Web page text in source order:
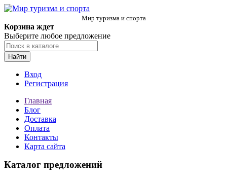
Мир туризма и спорта
Корзина ждет
Выберите любое предложение
Найти
Вход
Регистрация
Главная
Блог
Доставка
Оплата
Контакты
Карта сайта
Каталог предложений